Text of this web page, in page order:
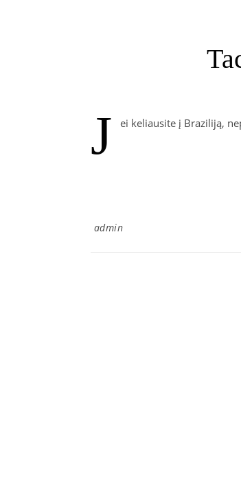
J ei keliausite į Braziliją,
admin